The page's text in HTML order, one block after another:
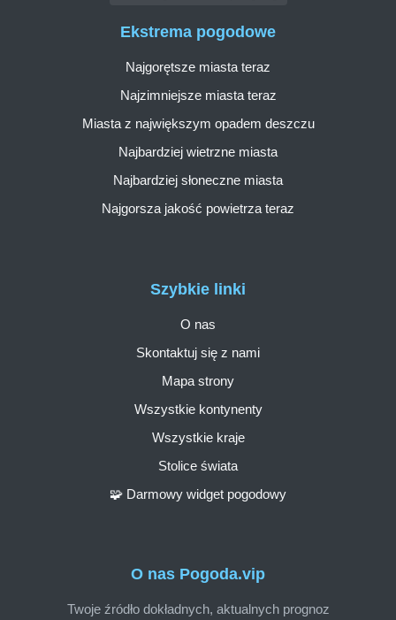
O nas Pogoda.vip
Twoje źródło dokładnych, aktualnych prognoz
Szybkie linki
O nas
Skontaktuj się z nami
Mapa strony
Wszystkie kontynenty
Wszystkie kraje
Stolice świata
🧩 Darmowy widget pogodowy
Ekstrema pogodowe
Najgorętsze miasta teraz
Najzimniejsze miasta teraz
Miasta z największym opadem deszczu
Najbardziej wietrzne miasta
Najbardziej słoneczne miasta
Najgorsza jakość powietrza teraz